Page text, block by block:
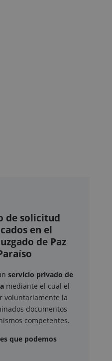
de solicitud
en el
de Paz
servicio privado de
mediante el cual el
voluntariamente la
documentos
competentes.
que podemos